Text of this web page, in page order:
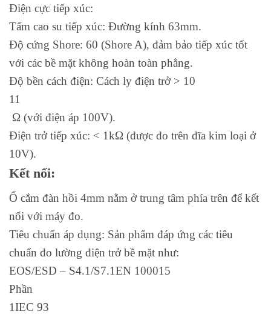
Điện cực tiếp xúc:
Tấm cao su tiếp xúc: Đường kính 63mm.
Độ cứng Shore: 60 (Shore A), đảm bảo tiếp xúc tốt
với các bề mặt không hoàn toàn phẳng.
Độ bền cách điện: Cách ly điện trở > 10
11
Ω (với điện áp 100V).
Điện trở tiếp xúc: < 1kΩ (được đo trên đĩa kim loại ở
10V).
Kết nối:
Ổ cắm đàn hồi 4mm nằm ở trung tâm phía trên để kết
nối với máy đo.
Tiêu chuẩn áp dụng: Sản phẩm đáp ứng các tiêu
chuẩn đo lường điện trở bề mặt như:
EOS/ESD – S4.1/S7.1EN 100015
Phần
1IEC 93